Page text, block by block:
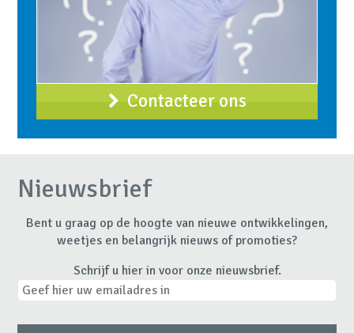
Contacteer ons
Nieuwsbrief
Bent u graag op de hoogte van nieuwe ontwikkelingen,
weetjes en belangrijk nieuws of promoties?
Schrijf u hier in voor onze nieuwsbrief.